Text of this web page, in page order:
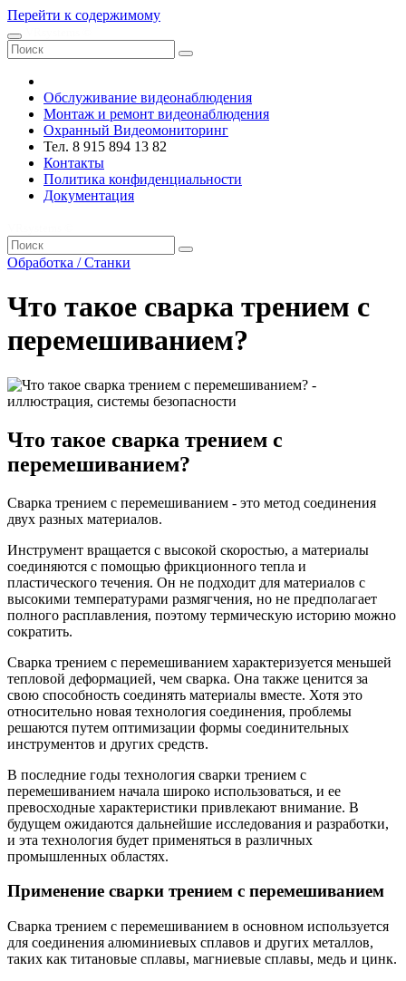
Перейти к содержимому
Обслуживание видеонаблюдения
Монтаж и ремонт видеонаблюдения
Охранный Видеомониторинг
Тел. 8 915 894 13 82
Контакты
Политика конфиденциальности
Документация
Обработка / Станки
Что такое сварка трением с
перемешиванием?
Что такое сварка трением с
перемешиванием?
Сварка трением с перемешиванием - это метод соединения
двух разных материалов.
Инструмент вращается с высокой скоростью, а материалы
соединяются с помощью фрикционного тепла и
пластического течения. Он не подходит для материалов с
высокими температурами размягчения, но не предполагает
полного расплавления, поэтому термическую историю можно
сократить.
Сварка трением с перемешиванием характеризуется меньшей
тепловой деформацией, чем сварка. Она также ценится за
свою способность соединять материалы вместе. Хотя это
относительно новая технология соединения, проблемы
решаются путем оптимизации формы соединительных
инструментов и других средств.
В последние годы технология сварки трением с
перемешиванием начала широко использоваться, и ее
превосходные характеристики привлекают внимание. В
будущем ожидаются дальнейшие исследования и разработки,
и эта технология будет применяться в различных
промышленных областях.
Применение сварки трением с перемешиванием
Сварка трением с перемешиванием в основном используется
для соединения алюминиевых сплавов и других металлов,
таких как титановые сплавы, магниевые сплавы, медь и цинк.